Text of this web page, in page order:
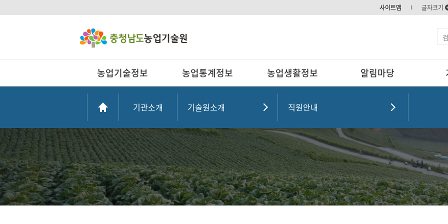
사이트맵 글자크기
농업기술정보 농업통계정보 농업생활정보 알림마당
기관소개 기술원소개 직원안내